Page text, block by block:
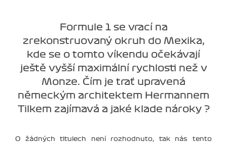
Formule 1 se vrací na
zrekonstruovaný okruh do Mexika,
kde se o tomto víkendu očekávají
ještě vyšší maximální rychlosti než v
Monze. Čím je trať upravená
německým architektem Hermannem
Tilkem zajímavá a jaké klade nároky ?
O žádných titulech není rozhodnuto, tak nás tento